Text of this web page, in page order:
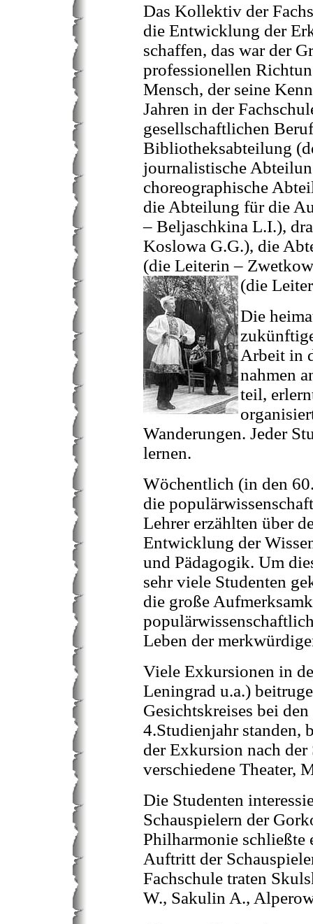
Das Kollektiv der
die Entwicklung der
schaffen, das war der
professionellen
Mensch, der seine
Jahren in der
gesellschaftlichen
Bibliotheksabteilung
journalistische
choreographische
die Abteilung für die
– Beljaschkina L.I.),
Koslowa G.G.), die
(die Leiterin –
(die
Die
Arbeit in
nahmen
teil,
Wanderungen. Jeder
lernen.
Wöchentlich (in den
die
Lehrer erzählten über
Entwicklung der
und Pädagogik. Um
sehr viele Studenten
die große
Leben der
Viele Exkursionen in
Leningrad u.a.)
Gesichtskreises bei
4.Studienjahr standen,
der Exkursion nach
verschiedene Theater,
Die Studenten
Schauspielern der
Philharmonie
Auftritt der
Fachschule traten
W., Sakulin A.,